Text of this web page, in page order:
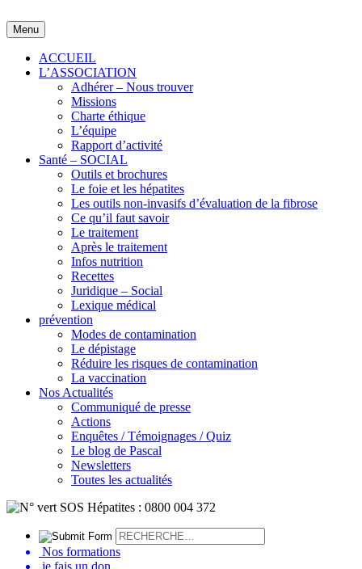
to
content
Menu
ACCUEIL
L’ASSOCIATION
Adhérer – Nous trouver
Missions
Charte éthique
L’équipe
Rapport d’activité
Santé – SOCIAL
Outils et brochures
Le foie et les hépatites
Les outils non-invasifs d’évaluation de la fibrose
Ce qu’il faut savoir
Le traitement
Après le traitement
Infos nutrition
Recettes
Juridique – Social
Lexique médical
prévention
Modes de contamination
Le dépistage
Réduire les risques de contamination
La vaccination
Nos Actualités
Communiqué de presse
Actions
Enquêtes / Témoignages / Quiz
Le blog de Pascal
Newsletters
Toutes les actualités
Nos formations
je fais un don